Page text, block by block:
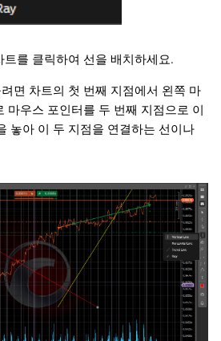
를 클릭하여 선을 배치하세요.
면 차트의 첫 번째 지점에서 왼쪽 마
마우스 포인터를 두 번째 지점으로 이
놓아 이 두 지점을 연결하는 선이나